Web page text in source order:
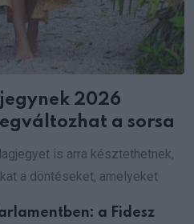
2026
a sorsa
is arra késztethetnek,
a döntéseket, amelyeket
a Fidesz